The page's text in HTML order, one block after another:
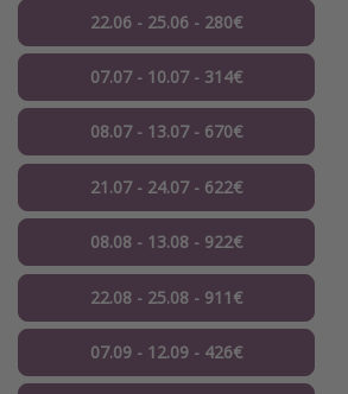
22.06 - 25.06 - 280€
07.07 - 10.07 - 314€
08.07 - 13.07 - 670€
21.07 - 24.07 - 622€
08.08 - 13.08 - 922€
22.08 - 25.08 - 911€
07.09 - 12.09 - 426€